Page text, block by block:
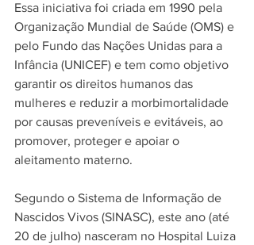
Essa iniciativa foi criada em 1990 pela
Organização Mundial de Saúde (OMS) e
pelo Fundo das Nações Unidas para a
Infância (UNICEF) e tem como objetivo
garantir os direitos humanos das
mulheres e reduzir a morbimortalidade
por causas preveníveis e evitáveis, ao
promover, proteger e apoiar o
aleitamento materno.
Segundo o Sistema de Informação de
Nascidos Vivos (SINASC), este ano (até
20 de julho) nasceram no Hospital Luiza